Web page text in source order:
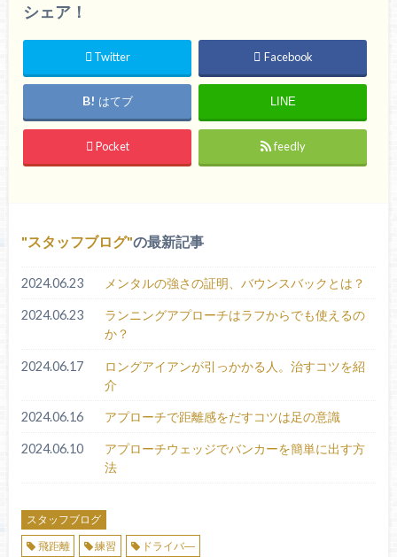
シェア！
Twitter Facebook
はてブ LINE
Pocket feedly
スタッフブログ の最新記事
2024.06.23 メンタルの強さの証明、バウンスバックとは？
2024.06.23
ランニングアプローチはラフからでも使えるの
か？
2024.06.17
ロングアイアンが引っかかる人。治すコツを紹
介
2024.06.16 アプローチで距離感をだすコツは足の意識
2024.06.10
アプローチウェッジでバンカーを簡単に出す方
法
スタッフブログ
飛距離
練習 ドライバ―